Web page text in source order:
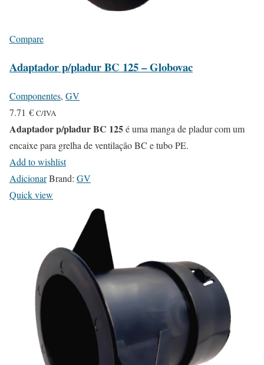
Compare
Adaptador p/pladur BC 125 – Globovac
Componentes, GV
7.71 € C/IVA
Adaptador p/pladur BC 125é uma manga de pladur com um
encaixe para grelha de ventilação BC e tubo PE.
Add to wishlist
AdicionarBrand: GV
Quick view